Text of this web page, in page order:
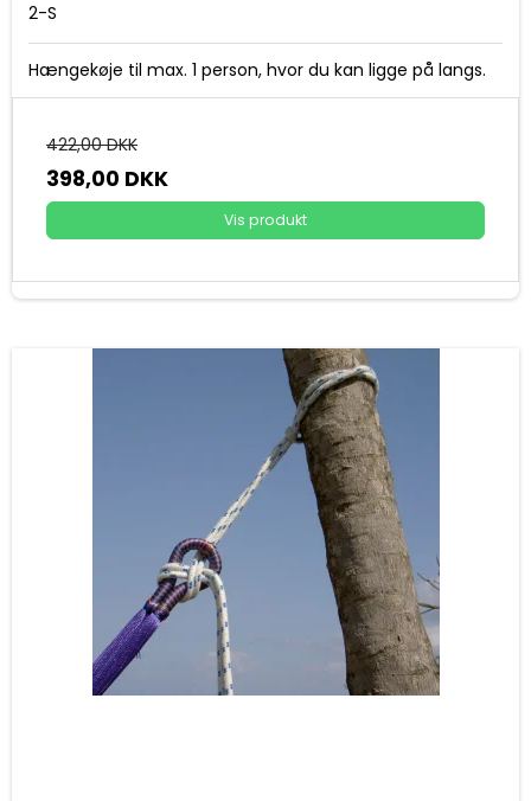
2-S
Hængekøje til max. 1 person, hvor du kan ligge på langs.
422,00 DKK
398,00 DKK
Vis produkt